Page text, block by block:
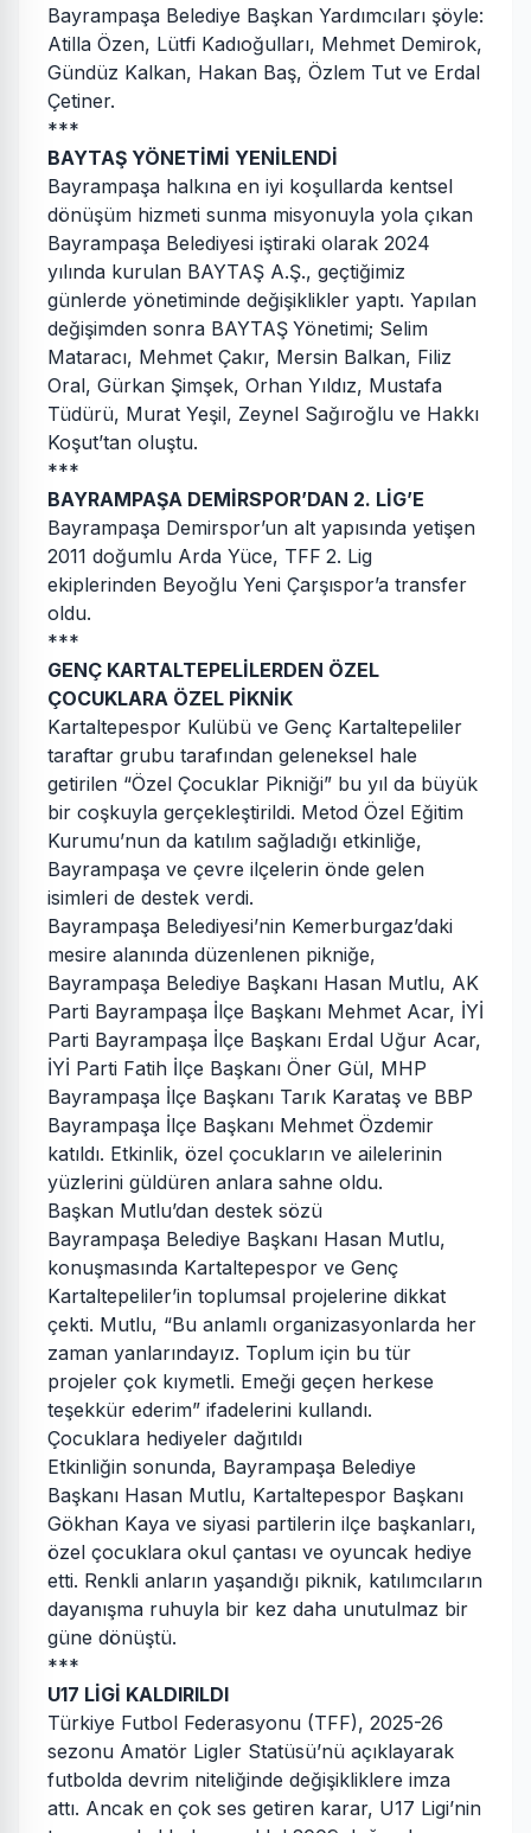
Bayrampaşa Belediye Başkan Yardımcıları şöyle:
Atilla Özen, Lütfi Kadıoğulları, Mehmet Demirok,
Gündüz Kalkan, Hakan Baş, Özlem Tut ve Erdal
Çetiner.
***
BAYTAŞ YÖNETİMİ YENİLENDİ
Bayrampaşa halkına en iyi koşullarda kentsel
dönüşüm hizmeti sunma misyonuyla yola çıkan
Bayrampaşa Belediyesi iştiraki olarak 2024
yılında kurulan BAYTAŞ A.Ş., geçtiğimiz
günlerde yönetiminde değişiklikler yaptı. Yapılan
değişimden sonra BAYTAŞ Yönetimi; Selim
Mataracı, Mehmet Çakır, Mersin Balkan, Filiz
Oral, Gürkan Şimşek, Orhan Yıldız, Mustafa
Tüdürü, Murat Yeşil, Zeynel Sağıroğlu ve Hakkı
Koşut’tan oluştu.
***
BAYRAMPAŞA DEMİRSPOR’DAN 2. LİG’E
Bayrampaşa Demirspor’un alt yapısında yetişen
2011 doğumlu Arda Yüce, TFF 2. Lig
ekiplerinden Beyoğlu Yeni Çarşıspor’a transfer
oldu.
***
GENÇ KARTALTEPELİLERDEN ÖZEL
ÇOCUKLARA ÖZEL PİKNİK
Kartaltepespor Kulübü ve Genç Kartaltepeliler
taraftar grubu tarafından geleneksel hale
getirilen “Özel Çocuklar Pikniği” bu yıl da büyük
bir coşkuyla gerçekleştirildi. Metod Özel Eğitim
Kurumu’nun da katılım sağladığı etkinliğe,
Bayrampaşa ve çevre ilçelerin önde gelen
isimleri de destek verdi.
Bayrampaşa Belediyesi’nin Kemerburgaz’daki
mesire alanında düzenlenen pikniğe,
Bayrampaşa Belediye Başkanı Hasan Mutlu, AK
Parti Bayrampaşa İlçe Başkanı Mehmet Acar, İYİ
Parti Bayrampaşa İlçe Başkanı Erdal Uğur Acar,
İYİ Parti Fatih İlçe Başkanı Öner Gül, MHP
Bayrampaşa İlçe Başkanı Tarık Karataş ve BBP
Bayrampaşa İlçe Başkanı Mehmet Özdemir
katıldı. Etkinlik, özel çocukların ve ailelerinin
yüzlerini güldüren anlara sahne oldu.
Başkan Mutlu’dan destek sözü
Bayrampaşa Belediye Başkanı Hasan Mutlu,
konuşmasında Kartaltepespor ve Genç
Kartaltepeliler’in toplumsal projelerine dikkat
çekti. Mutlu, “Bu anlamlı organizasyonlarda her
zaman yanlarındayız. Toplum için bu tür
projeler çok kıymetli. Emeği geçen herkese
teşekkür ederim” ifadelerini kullandı.
Çocuklara hediyeler dağıtıldı
Etkinliğin sonunda, Bayrampaşa Belediye
Başkanı Hasan Mutlu, Kartaltepespor Başkanı
Gökhan Kaya ve siyasi partilerin ilçe başkanları,
özel çocuklara okul çantası ve oyuncak hediye
etti. Renkli anların yaşandığı piknik, katılımcıların
dayanışma ruhuyla bir kez daha unutulmaz bir
güne dönüştü.
***
U17 LİGİ KALDIRILDI
Türkiye Futbol Federasyonu (TFF), 2025-26
sezonu Amatör Ligler Statüsü’nü açıklayarak
futbolda devrim niteliğinde değişikliklere imza
attı. Ancak en çok ses getiren karar, U17 Ligi’nin